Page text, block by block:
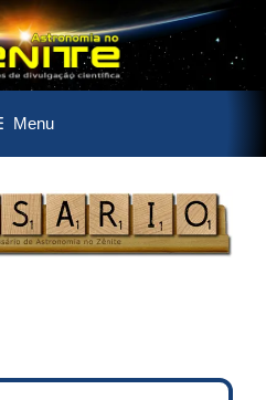
Menu